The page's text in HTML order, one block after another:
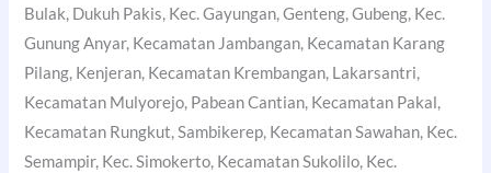
Bulak, Dukuh Pakis, Kec. Gayungan, Genteng, Gubeng, Kec.
Gunung Anyar, Kecamatan Jambangan, Kecamatan Karang
Pilang, Kenjeran, Kecamatan Krembangan, Lakarsantri,
Kecamatan Mulyorejo, Pabean Cantian, Kecamatan Pakal,
Kecamatan Rungkut, Sambikerep, Kecamatan Sawahan, Kec.
Semampir, Kec. Simokerto, Kecamatan Sukolilo, Kec.